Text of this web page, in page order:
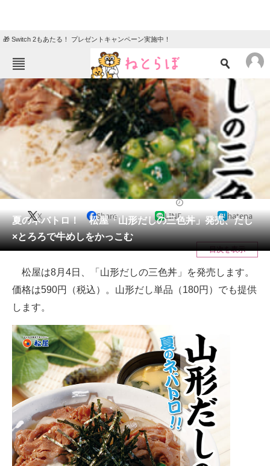
🎁 Switch 2もあたる！ プレゼントキャンペーン実施中！
ねとらぼメニュー
TOP ニュース
エンタメ クイズ
グルメ 地域
教育・育児
動物 リサーチ
会員記事
メディア
注目記事を集めた総合ページ
ITの今と未来を見通す
進化するPCとデバイスの未来
好きが集まる 比べて選べる
ビジネスと働き方のヒント
AI活用のいまが分かる
企業ITのトレンドを詳説
夏のネバトロ！ 松屋「山形だしの三色丼」発売、だし
×とろろで牛めしをかっこむ
X Share LINE hatena
目次を表示
松屋は8月4日、「山形だしの三色丼」を発売します。
価格は590円（税込）。山形だし単品（180円）でも提供
します。